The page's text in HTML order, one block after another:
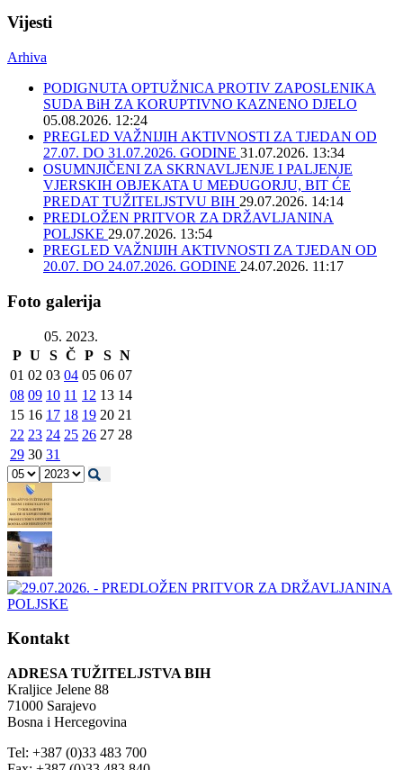
Vijesti
Arhiva
PODIGNUTA OPTUŽNICA PROTIV ZAPOSLENIKA
SUDA BiH ZA KORUPTIVNO KAZNENO DJELO
05.08.2026. 12:24
PREGLED VAŽNIJIH AKTIVNOSTI ZA TJEDAN OD
27.07. DO 31.07.2026. GODINE 31.07.2026. 13:34
OSUMNJIČENI ZA SKRNAVLJENJE I PALJENJE
VJERSKIH OBJEKATA U MEĐUGORJU, BIT ĆE
PREDAT TUŽITELJSTVU BIH 29.07.2026. 14:14
PREDLOŽEN PRITVOR ZA DRŽAVLJANINA
POLJSKE 29.07.2026. 13:54
PREGLED VAŽNIJIH AKTIVNOSTI ZA TJEDAN OD
20.07. DO 24.07.2026. GODINE 24.07.2026. 11:17
Foto galerija
05. 2023.
P U S Č P S N
01 02 03 04 05 06 07
08 09 10 11 12 13 14
15 16 17 18 19 20 21
22 23 24 25 26 27 28
29 30 31
Kontakt
ADRESA TUŽITELJSTVA BIH
Kraljice Jelene 88
71000 Sarajevo
Bosna i Hercegovina
Tel: +387 (0)33 483 700